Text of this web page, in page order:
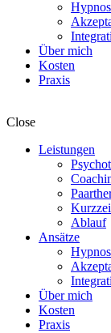
Über mich
Kosten
Praxis
Close
Leistungen
Ablauf
Ansätze
Über mich
Kosten
Praxis